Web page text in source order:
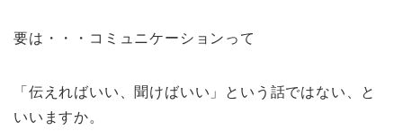
要は・・・コミュニケーションって
「伝えればいい、聞けばいい」という話ではない、と
いいますか。